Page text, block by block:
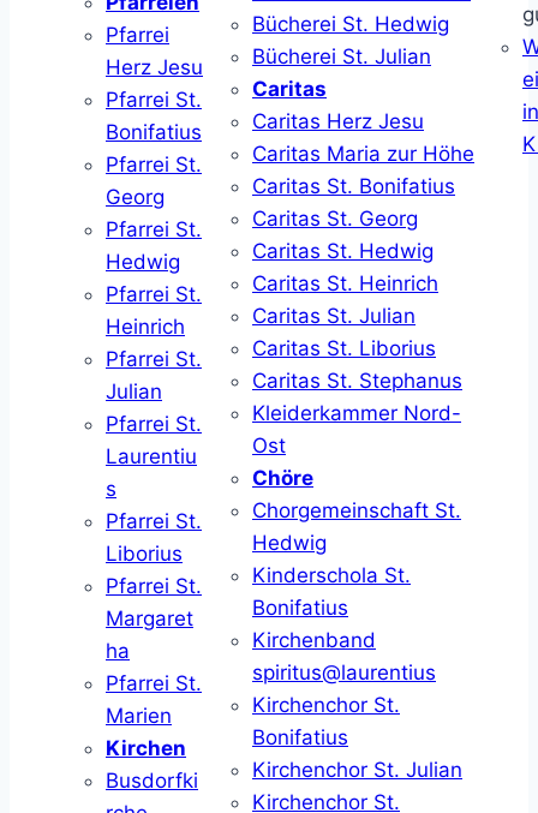
Pfarrei
Herz Jesu
Pfarrei St.
Bonifatius
Pfarrei St.
Georg
Pfarrei St.
Hedwig
Pfarrei St.
Heinrich
Pfarrei St.
Julian
Pfarrei St.
Laurentiu
s
Pfarrei St.
Liborius
Pfarrei St.
Margaret
ha
Pfarrei St.
Marien
Kirchen
Busdorfki
Bücherei St. Hedwig
Bücherei St. Julian
Caritas
Caritas Herz Jesu
Caritas Maria zur Höhe
Caritas St. Bonifatius
Caritas St. Georg
Caritas St. Hedwig
Caritas St. Heinrich
Caritas St. Julian
Caritas St. Liborius
Caritas St. Stephanus
Kleiderkammer Nord-
Ost
Chöre
Chorgemeinschaft St.
Hedwig
Kinderschola St.
Bonifatius
Kirchenband
spiritus@laurentius
Kirchenchor St.
Bonifatius
Kirchenchor St. Julian
Kirchenchor St.